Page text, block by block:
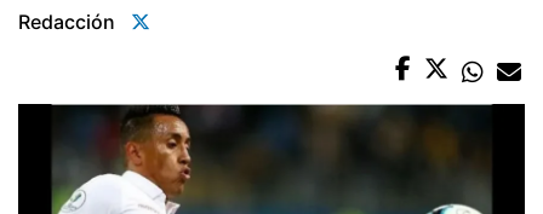
Redacción